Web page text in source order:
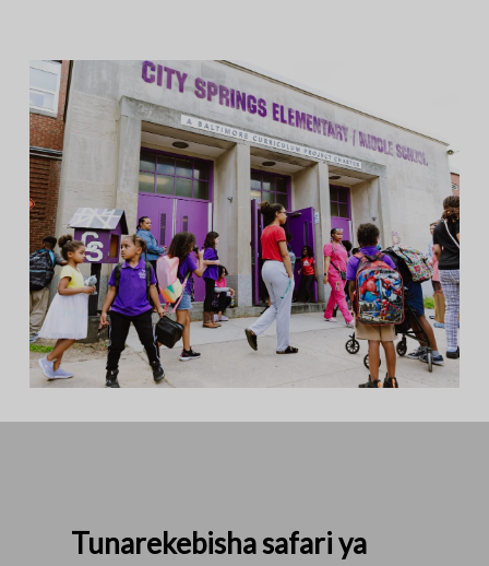
Tunarekebisha safari ya